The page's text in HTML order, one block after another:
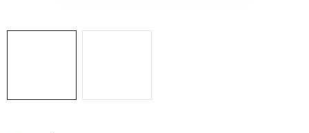
Moje objednávka Kontakt
Reklamace a vrácení zboží